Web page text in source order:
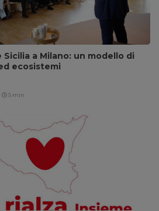
Sicilia a Milano: un modello di
ecosistemi
5 min